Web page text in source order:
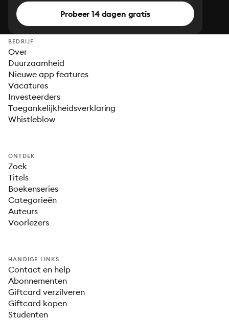
Probeer 14 dagen gratis
BEDRIJF
Over
Duurzaamheid
Nieuwe app features
Vacatures
Investeerders
Toegankelijkheidsverklaring
Whistleblow
ONTDEK
Zoek
Titels
Boekenseries
Categorieën
Auteurs
Voorlezers
HANDIGE LINKS
Contact en help
Abonnementen
Giftcard verzilveren
Giftcard kopen
Studenten